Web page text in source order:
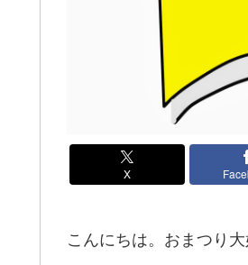
X
こんにちは。おまつり